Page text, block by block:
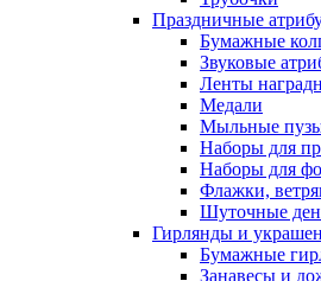
Праздничные
Бумажные
Звуковые
Ленты
Медали
Мыльные
Наборы для
Наборы для
Флажки,
Шуточные
Гирлянды и
Бумажные
Занавесы и